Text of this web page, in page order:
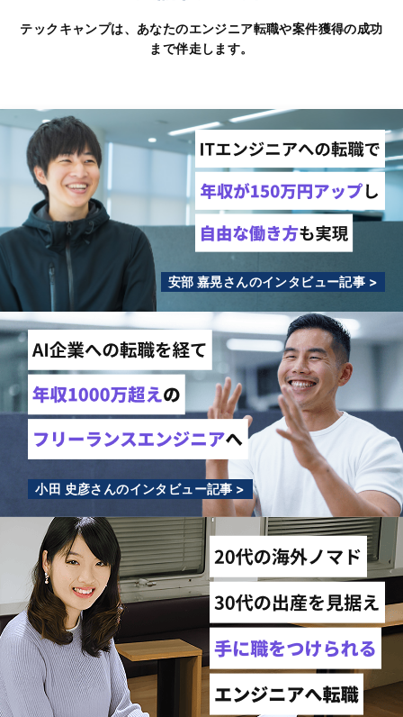
テックキャンプは、あなたのエンジニア転職や案件獲得の成功
まで伴走します。
安部 嘉晃さんのインタビュー記事 >
小田 史彦さんのインタビュー記事 >